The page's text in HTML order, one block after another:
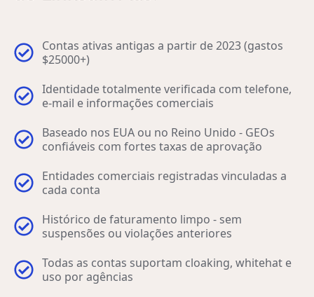
Contas ativas antigas a partir de 2023 (gastos
$25000+)
Identidade totalmente verificada com telefone,
e-mail e informações comerciais
Baseado nos EUA ou no Reino Unido - GEOs
confiáveis com fortes taxas de aprovação
Entidades comerciais registradas vinculadas a
cada conta
Histórico de faturamento limpo - sem
suspensões ou violações anteriores
Todas as contas suportam cloaking, whitehat e
uso por agências